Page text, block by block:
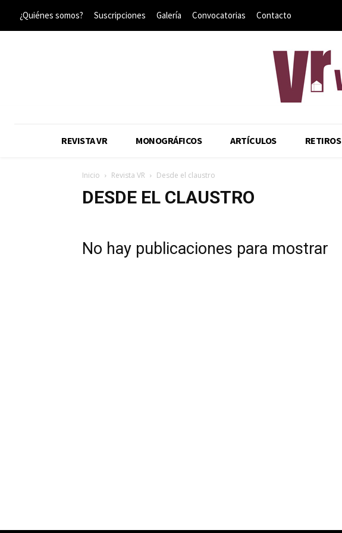
¿Quiénes somos? Suscripciones Galería Convocatorias Contacto
REVISTA VR MONOGRÁFICOS ARTÍCULOS RETIROS
Inicio Revista VR Desde el claustro
DESDE EL CLAUSTRO
No hay publicaciones para mostrar